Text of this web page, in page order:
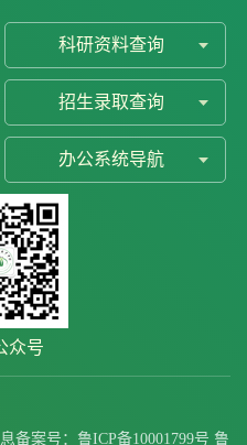
科研资料查询
招生录取查询
办公系统导航
众号
备案号： 鲁ICP备10001799号 鲁